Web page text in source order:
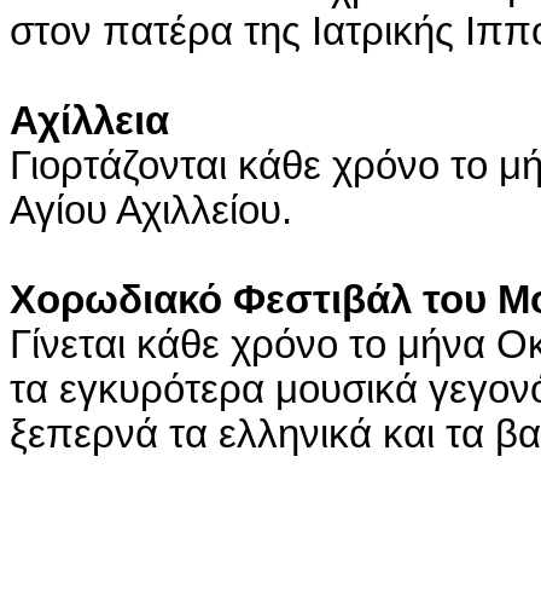
στον πατέρα της Ιατρικής
Αχίλλεια
Γιορτάζονται κάθε χρόνο το
Αγίου Αχιλλείου.
Χορωδιακό Φεστιβάλ του
Γίνεται κάθε χρόνο το μήνα
τα εγκυρότερα μουσικά
ξεπερνά τα ελληνικά και τα